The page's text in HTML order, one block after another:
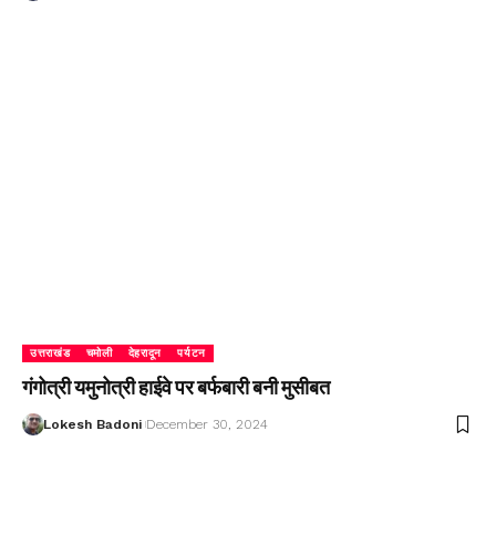
उत्तराखंड चमोली देहरादून पर्यटन
गंगोत्री यमुनोत्री हाईवे पर बर्फबारी बनी मुसीबत
Lokesh Badoni December 30, 2024